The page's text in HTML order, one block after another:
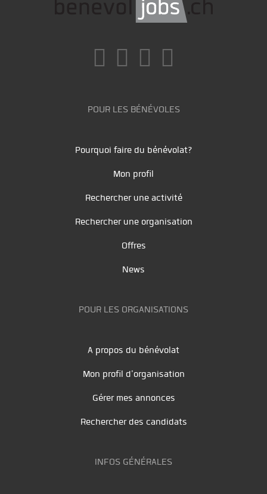
POUR LES BÉNÉVOLES
Pourquoi faire du bénévolat?
Mon profil
Rechercher une activité
Rechercher une organisation
Offres
News
POUR LES ORGANISATIONS
A propos du bénévolat
Mon profil d'organisation
Gérer mes annonces
Rechercher des candidats
INFOS GÉNÉRALES